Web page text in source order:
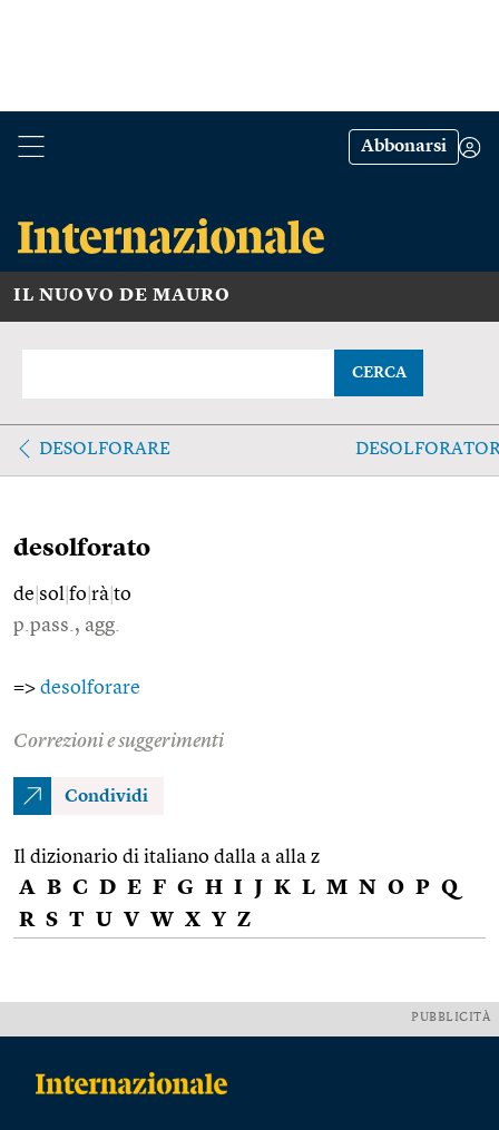
Abbonarsi
IL NUOVO DE MAURO
CERCA
DESOLFORARE
desolforato
de sol fo rà to
p.pass., agg.
=> desolforare
Correzioni e suggerimenti
Condividi
Il dizionario di italiano dalla a alla z
A B C D E F G H I J K L M N O P Q
R S T U V W X Y Z
PUBBLICITÀ